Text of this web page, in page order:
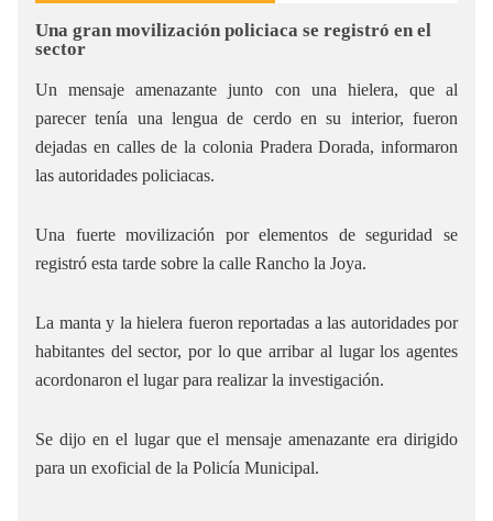
Una gran movilización policiaca se registró en el
sector
Un mensaje amenazante junto con una hielera, que al
parecer tenía una lengua de cerdo en su interior, fueron
dejadas en calles de la colonia Pradera Dorada, informaron
las autoridades policiacas.
Una fuerte movilización por elementos de seguridad se
registró esta tarde sobre la calle Rancho la Joya.
La manta y la hielera fueron reportadas a las autoridades por
habitantes del sector, por lo que arribar al lugar los agentes
acordonaron el lugar para realizar la investigación.
Se dijo en el lugar que el mensaje amenazante era dirigido
para un exoficial de la Policía Municipal.